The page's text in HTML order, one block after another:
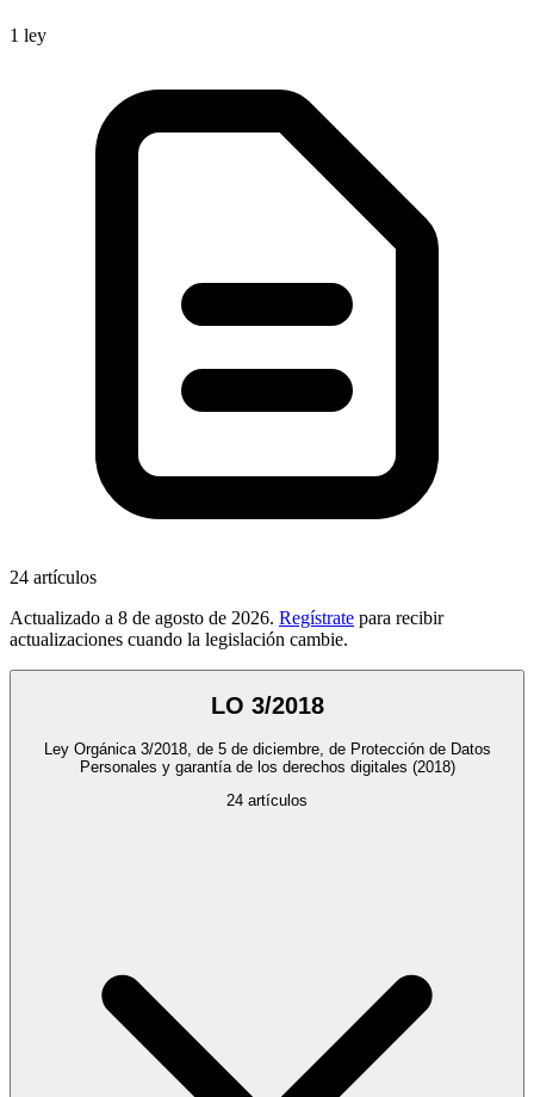
1 ley
24 artículos
Actualizado a 8 de agosto de 2026. Regístrate para recibir
actualizaciones cuando la legislación cambie.
LO 3/2018
Ley Orgánica 3/2018, de 5 de diciembre, de Protección de Datos
Personales y garantía de los derechos digitales (2018)
24 artículos